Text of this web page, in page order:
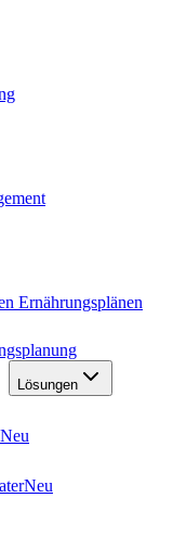
Ernährungsplänen
Lösungen
Neu
Neu